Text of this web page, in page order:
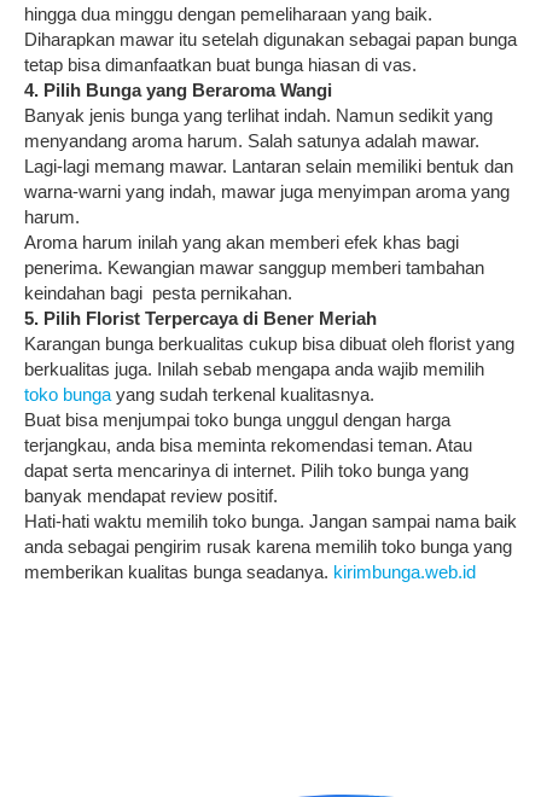
hingga dua minggu dengan pemeliharaan yang baik.
Diharapkan mawar itu setelah digunakan sebagai papan bunga
tetap bisa dimanfaatkan buat bunga hiasan di vas.
4. Pilih Bunga yang Beraroma Wangi
Banyak jenis bunga yang terlihat indah. Namun sedikit yang
menyandang aroma harum. Salah satunya adalah mawar.
Lagi-lagi memang mawar. Lantaran selain memiliki bentuk dan
warna-warni yang indah, mawar juga menyimpan aroma yang
harum.
Aroma harum inilah yang akan memberi efek khas bagi
penerima. Kewangian mawar sanggup memberi tambahan
keindahan bagi pesta pernikahan.
5. Pilih Florist Terpercaya di Bener Meriah
Karangan bunga berkualitas cukup bisa dibuat oleh florist yang
berkualitas juga. Inilah sebab mengapa anda wajib memilih
toko bunga yang sudah terkenal kualitasnya.
Buat bisa menjumpai toko bunga unggul dengan harga
terjangkau, anda bisa meminta rekomendasi teman. Atau
dapat serta mencarinya di internet. Pilih toko bunga yang
banyak mendapat review positif.
Hati-hati waktu memilih toko bunga. Jangan sampai nama baik
anda sebagai pengirim rusak karena memilih toko bunga yang
memberikan kualitas bunga seadanya. kirimbunga.web.id